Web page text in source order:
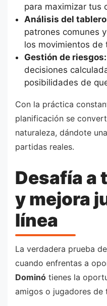
para maximizar tus
Análisis del
patrones comunes
los movimientos de
Gestión de riesgos:
decisiones
posibilidades de
Con la práctica
planificación se
naturaleza, dándote
partidas reales.
Desafía a
y mejora
línea
La verdadera prueba
cuando enfrentas a
Dominó tienes la
amigos o jugadores de